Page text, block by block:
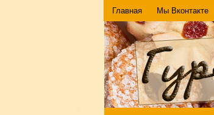
Главная Мы Вконтакте